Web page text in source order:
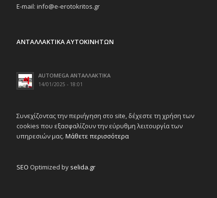
E-mail: info@e-erotokritos.gr
ΑΝΤΑΛΛΑΚΤΙΚΑ ΑΥΤΟΚΙΝΗΤΩΝ
AUTOMEGA ΑΝΤΑΛΛΑΚΤΙΚΑ
14/01/2025 - 18:01
Συνεχίζοντας την περιήγηση στο site, δέχεστε τη χρήση των
cookies που εξασφαλίζουν την εύρυθμη λειτουργία των
υπηρεσιών μας. Μάθετε περισσότερα
SEO Optimized by selida.gr